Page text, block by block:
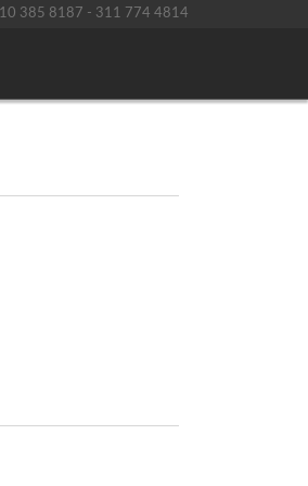
385 8187 - 311 774 4814